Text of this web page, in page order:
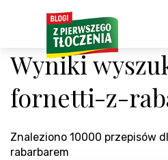
Wyniki
fornetti-z-
Znaleziono 10000 przepisów
rabarbarem